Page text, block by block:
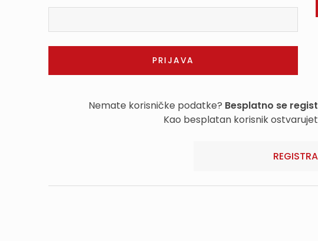
Nemate korisničke podatke? Besplatno se
Kao besplatan korisnik